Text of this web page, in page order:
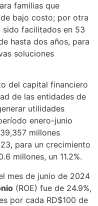
familias que
bajo costo; por otra
sido facilitados en 53
hasta dos años, para
soluciones
del capital financiero
de las entidades de
utilidades
enero-junio
millones
para un crecimiento
millones, un 11.2%.
mes de junio de 2024
(ROE) fue de 24.9%,
por cada RD$100 de